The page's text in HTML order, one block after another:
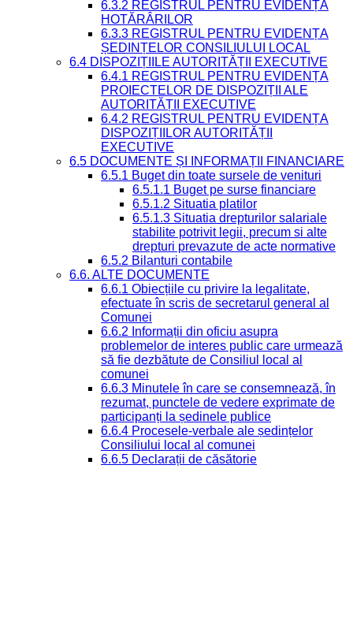
6.3.2 REGISTRUL PENTRU EVIDENȚA
HOTĂRÂRILOR
6.3.3 REGISTRUL PENTRU EVIDENȚA
ȘEDINȚELOR CONSILIULUI LOCAL
6.4 DISPOZIȚIILE AUTORITĂȚII EXECUTIVE
6.4.1 REGISTRUL PENTRU EVIDENȚA
PROIECTELOR DE DISPOZIȚII ALE
AUTORITĂȚII EXECUTIVE
6.4.2 REGISTRUL PENTRU EVIDENȚA
DISPOZIȚIILOR AUTORITĂȚII
EXECUTIVE
6.5 DOCUMENTE ȘI INFORMAȚII FINANCIARE
6.5.1 Buget din toate sursele de venituri
6.5.1.1 Buget pe surse financiare
6.5.1.2 Situatia platilor
6.5.1.3 Situatia drepturilor salariale
stabilite potrivit legii, precum si alte
drepturi prevazute de acte normative
6.5.2 Bilanturi contabile
6.6. ALTE DOCUMENTE
6.6.1 Obiecțiile cu privire la legalitate,
efectuate în scris de secretarul general al
Comunei
6.6.2 Informații din oficiu asupra
problemelor de interes public care urmează
să fie dezbătute de Consiliul local al
comunei
6.6.3 Minutele în care se consemnează, în
rezumat, punctele de vedere exprimate de
participanți la ședinele publice
6.6.4 Procesele-verbale ale ședințelor
Consiliului local al comunei
6.6.5 Declarații de căsătorie